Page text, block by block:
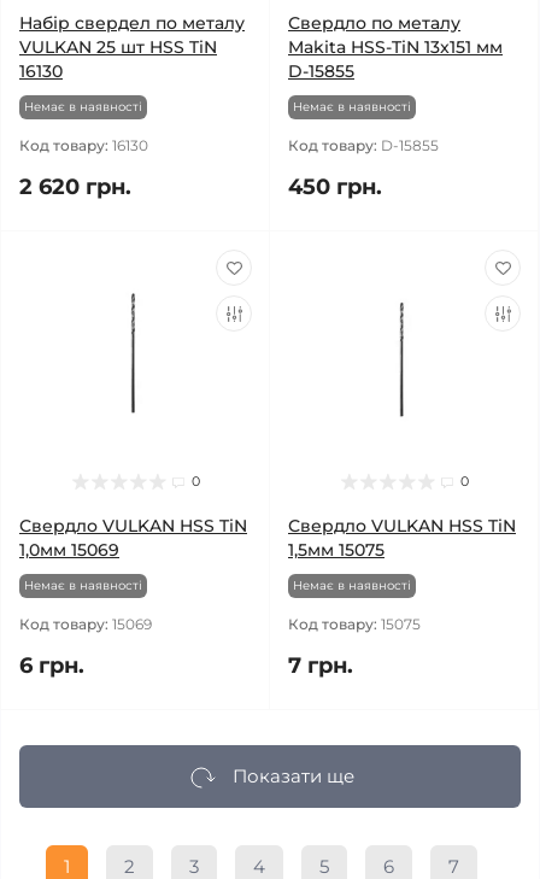
Набір свердел по металу
VULKAN 25 шт HSS TiN
16130
Немає в наявності
Код товару: 16130
2 620 грн.
Свердло по металу
Makita HSS-TiN 13x151 мм
D-15855
Немає в наявності
Код товару: D-15855
450 грн.
0
Свердло VULKAN HSS TiN
1,0мм 15069
Немає в наявності
Код товару: 15069
6 грн.
0
Свердло VULKAN HSS TiN
1,5мм 15075
Немає в наявності
Код товару: 15075
7 грн.
Показати ще
1 2 3 4 5 6 7